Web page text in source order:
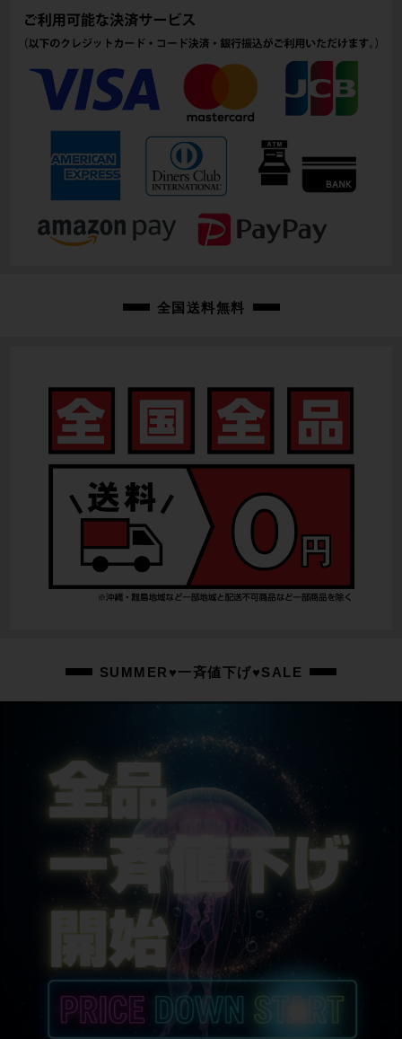
商品コード
cpt-2512190905-wh-037600152
全国送料無料
SUMMER♥一斉値下げ♥SALE